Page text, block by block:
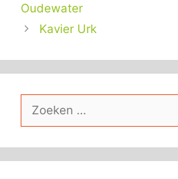
Oudewater
Kavier Urk
Zoek